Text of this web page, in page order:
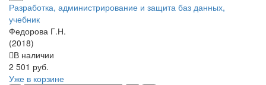
Разработка, администрирование и защита баз данных,
учебник
Федорова Г.Н.
(2018)
В наличии
2 501 руб.
Уже в корзине